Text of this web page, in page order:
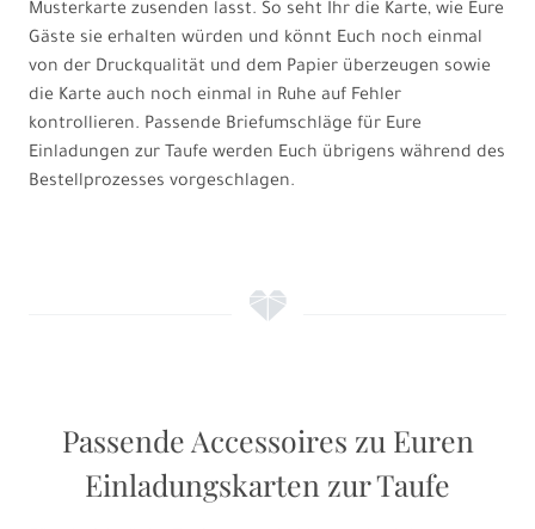
Musterkarte zusenden lasst. So seht Ihr die Karte, wie Eure
Gäste sie erhalten würden und könnt Euch noch einmal
von der Druckqualität und dem Papier überzeugen sowie
die Karte auch noch einmal in Ruhe auf Fehler
kontrollieren. Passende Briefumschläge für Eure
Einladungen zur Taufe werden Euch übrigens während des
Bestellprozesses vorgeschlagen.
f
Passende Accessoires zu Euren
Einladungskarten zur Taufe